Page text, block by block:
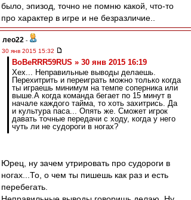
было, эпизод, точно не помню какой, что-то
про характер в игре и не безразличие..
лео22 -
30 янв 2015 15:32
BoBeRRR59RUS » 30 янв 2015 16:19
Хех... Неправильные выводы делаешь.
Перехитрить и переиграть можно только когда
ты играешь минимум на темпе соперника или
выше.А когда команда бегает по 15 минут в
начале каждого тайма, то хоть захитрись. Да
и культура паса... Опять же. Сможет игрок
давать точные передачи с ходу, когда у него
чуть ли не судороги в ногах?
Юрец, ну зачем утрировать про судороги в
ногах...То, о чем ты пишешь как раз и есть
перебегать.